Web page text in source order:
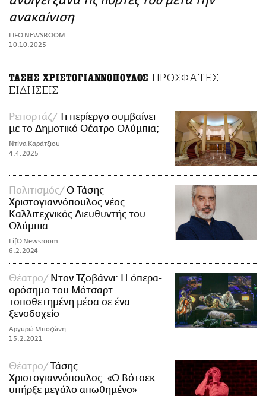
ΑΜΠΑ
PRINT
ανακαίνιση
LIFO NEWSROOM
10.10.2025
ΤΑΣΗΣ ΧΡΙΣΤΟΓΙΑΝΝΟΠΟΥΛΟΣ ΠΡΟΣΦΑΤΕΣ
ΕΙΔΗΣΕΙΣ
Ρεπορτάζ
Τι περίεργο συμβαίνει
με το Δημοτικό Θέατρο Ολύμπια;
Ντίνα Καράτζιου
4.4.2025
Πολιτισμός
Ο Τάσης
Χριστογιαννόπουλος νέος
Καλλιτεχνικός Διευθυντής του
Ολύμπια
LifO Newsroom
6.2.2024
Θέατρο
Ντον Τζοβάννι: Η όπερα-
ορόσημο του Μότσαρτ
τοποθετημένη μέσα σε ένα
ξενοδοχείο
Αργυρώ Μποζώνη
15.2.2021
Θέατρο
Τάσης
Χριστογιαννόπουλος: «Ο Βότσεκ
υπήρξε μεγάλο απωθημένο»